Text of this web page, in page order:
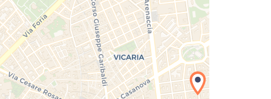
della carta in corso...